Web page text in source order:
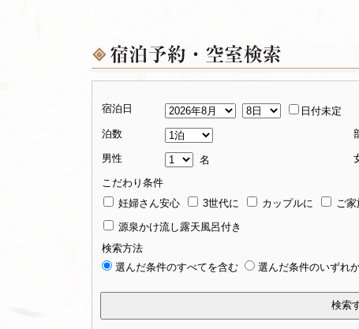
宿泊日
泊数
男性
こだわり条件
妊婦さん安心
選んだ条件のすべてを含む
選んだ条件のいずれ